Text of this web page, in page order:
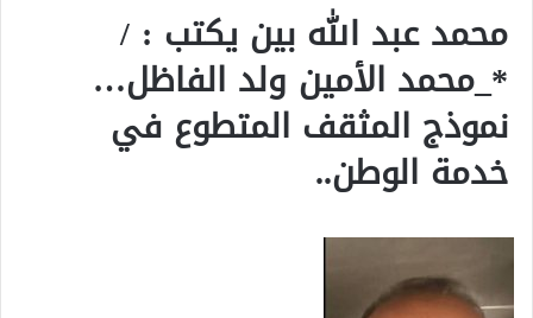
محمد عبد الله بين يكتب : /
*_محمد الأمين ولد الفاظل…
نموذج المثقف المتطوع في
خدمة الوطن..